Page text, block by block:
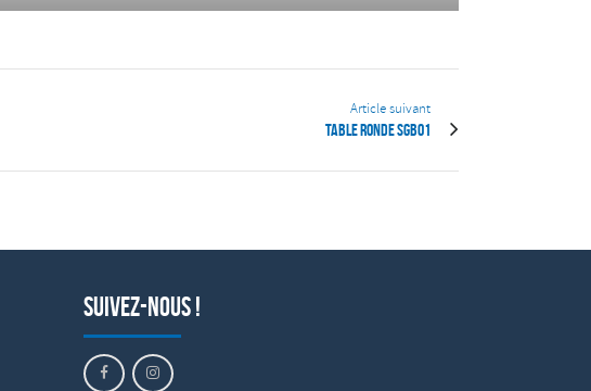
Article suivant
Table ronde SGB01
Suivez-nous !